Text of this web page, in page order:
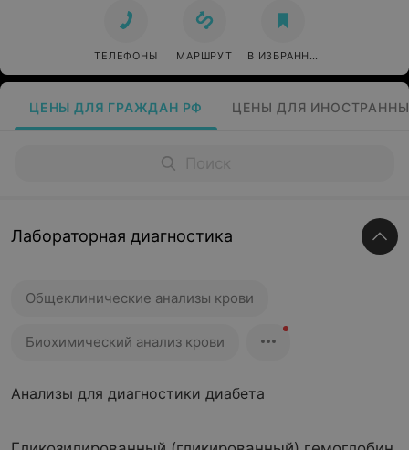
ТЕЛЕФОНЫ МАРШРУТ В ИЗБРАННОЕ
ЦЕНЫ ДЛЯ ГРАЖДАН РФ ЦЕНЫ ДЛЯ
Лабораторная диагностика
Общеклинические анализы крови
Биохимический анализ крови
Анализы для диагностики диабета